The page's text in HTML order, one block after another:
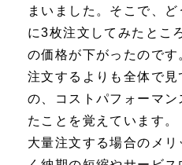
まいました。そこで、
に3枚注文してみたとこ
の価格が下がったので
注文するよりも全体で
の、コストパフォーマ
たことを覚えています。
大量注文する場合のメ